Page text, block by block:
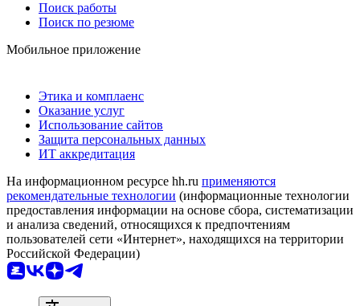
Поиск работы
Поиск по резюме
Мобильное приложение
Этика и комплаенс
Оказание услуг
Использование сайтов
Защита персональных данных
ИТ аккредитация
На информационном ресурсе hh.ru применяются
рекомендательные технологии (информационные технологии
предоставления информации на основе сбора, систематизации
и анализа сведений, относящихся к предпочтениям
пользователей сети «Интернет», находящихся на территории
Российской Федерации)